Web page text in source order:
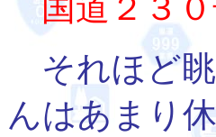
国道２３
それほど眺
んはあまり